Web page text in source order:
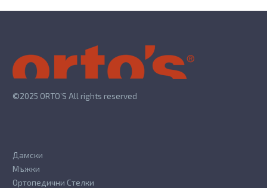
©2025 ORTO’S All rights reserved
Дамски
Мъжки
Ортопедични Стелки